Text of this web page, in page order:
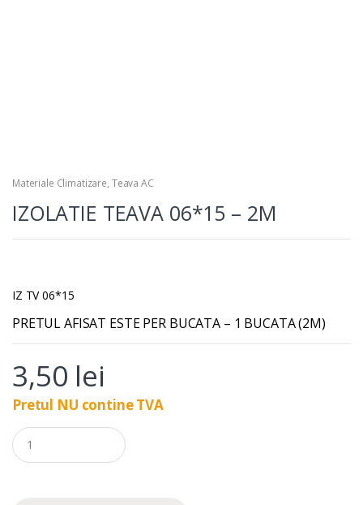
Materiale Climatizare, Teava AC
IZOLATIE TEAVA 06*15 – 2M
IZ TV 06*15
PRETUL AFISAT ESTE PER BUCATA – 1 BUCATA (2M)
3,50 lei
Pretul NU contine TVA
Q
u
a